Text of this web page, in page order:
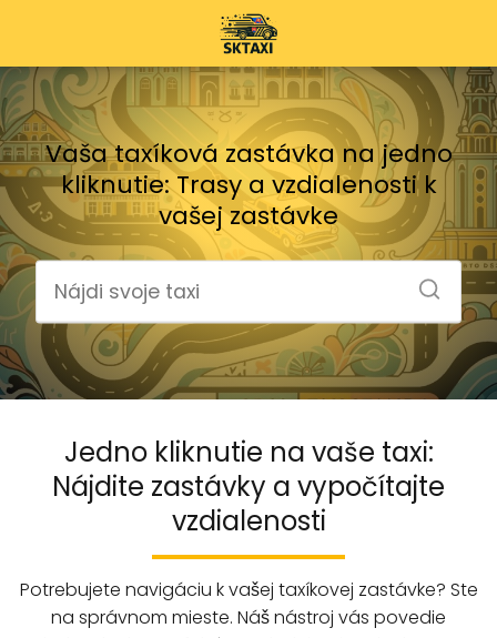
Vaša taxíková zastávka na jedno
kliknutie: Trasy a vzdialenosti k
vašej zastávke
Jedno kliknutie na vaše taxi:
Nájdite zastávky a vypočítajte
vzdialenosti
Potrebujete navigáciu k vašej taxíkovej zastávke? Ste
na správnom mieste. Náš nástroj vás povedie